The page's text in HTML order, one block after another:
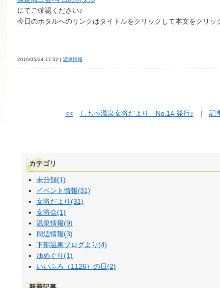
にてご確認ください♪
今日のホタルへのリンクはタイトルをクリックして本文をクリッ
2016/05/24 17:32 | 温泉情報
<< しもべ温泉女将だより No.14 発行♪ | 記
カテゴリ
未分類(1)
イベント情報(31)
女将だより(31)
女将会(1)
温泉情報(9)
周辺情報(3)
下部温泉ブログより(4)
ゆめぐり(1)
いいふろ（1126）の日(2)